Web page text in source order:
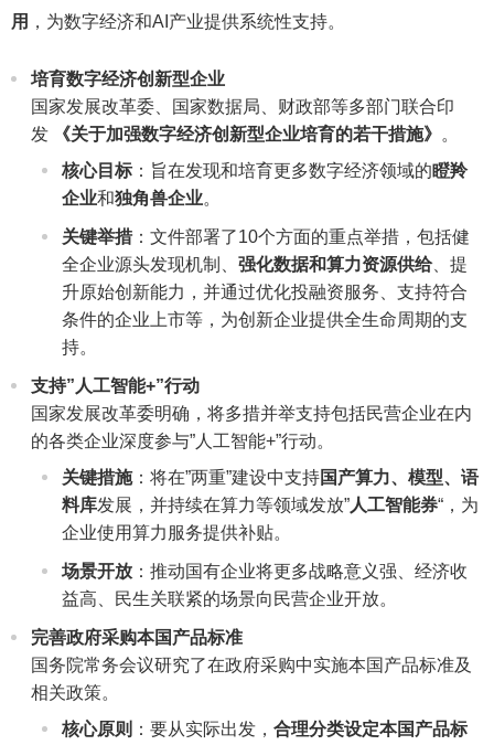
用 ，为数字经济和AI产业提供系统性支持。
培育数字经济创新型企业
国家发展改革委、国家数据局、财政部等多部门联合印
发
《关于加强数字经济创新型企业培育的若干措施》 。
核心目标：旨在发现和培育更多数字经济领域的瞪羚
企业和独角兽企业。
关键举措：文件部署了10个方面的重点举措，包括健
全企业源头发现机制、 强化数据和算力资源供给、提
升原始创新能力，并通过优化投融资服务、支持符合
条件的企业上市等，为创新企业提供全生命周期的支
持。
支持”人工智能+”行动
国家发展改革委明确，将多措并举支持包括民营企业在内
的各类企业深度参与”人工智能+”行动。
关键措施：将在”两重”建设中支持国产算力、模型、语
料库发展，并持续在算力等领域发放”人工智能券“，为
企业使用算力服务提供补贴。
场景开放 ：推动国有企业将更多战略意义强、经济收
益高、民生关联紧的场景向民营企业开放。
完善政府采购本国产品标准
国务院常务会议研究了在政府采购中实施本国产品标准及
相关政策。
核心原则 ：要从实际出发， 合理分类设定本国产品标